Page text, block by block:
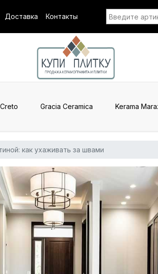
Доставка Контакты
Creto Gracia Ceramica Kerama
как ухаживать за швами